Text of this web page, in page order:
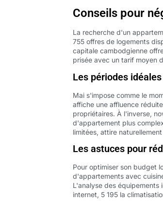
Conseils pour
La recherche d'un
755 offres de logements
capitale cambodgienne
prisée avec un tarif moyen
Les périodes
Mai s'impose comme le
affiche une affluence
propriétaires. À l'inverse,
d'appartement plus
limitées, attire
Les astuces pour
Pour optimiser son budget
d'appartements avec
L'analyse des
internet, 5 195 la